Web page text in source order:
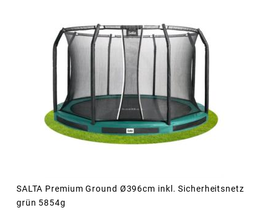
SALTA Premium Ground Ø396cm inkl. Sicherheitsnetz
grün 5854g